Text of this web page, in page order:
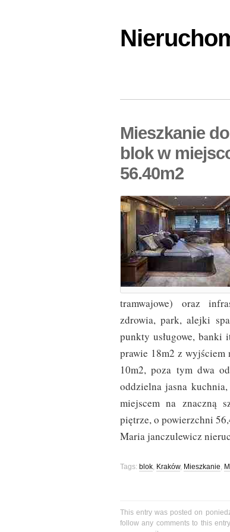
Mieszkanie
blok w
56.40m2
tramwajowe) oraz
zdrowia, park, alejki
punkty usługowe, banki
prawie 18m2 z wyjściem
10m2, poza tym dwa
oddzielna jasna
miejscem na znaczną
piętrze, o powierzchni
Maria janczulewicz
Tags: blok, Kraków, Mieszkanie,
This entry was posted on
follow any comments to this